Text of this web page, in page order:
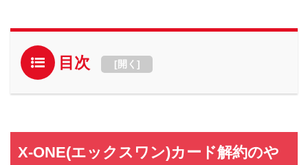
目次 [開く ]
X-ONE(エックスワン)カード解約のや